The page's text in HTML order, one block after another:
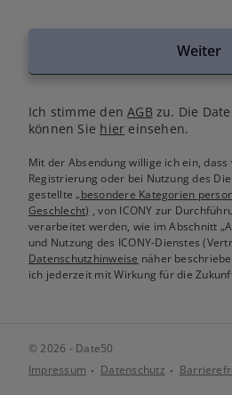
Weiter
Ich stimme denAGB zu. Die
können Sie hier einsehen.
Mit der Absendung willige ich ein,
Registrierung oder bei Nutzung des
gestellte„besondere Kategorien
Geschlecht) , von ICONY zur
verarbeitet werden, wie im Abschnitt
und Nutzung des ICONY-Dienstes
Datenschutzhinweise näher
ich jederzeit mit Wirkung für die
© 2026 - Date50
Impressum
Datenschutz